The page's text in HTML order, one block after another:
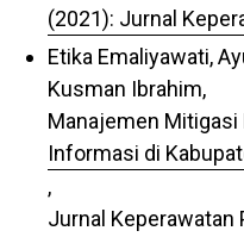
(2021): Jurnal
Etika Emaliyawati,
Kusman Ibrahim,
Manajemen Mitigasi
Informasi di
,
Jurnal Keperawatan